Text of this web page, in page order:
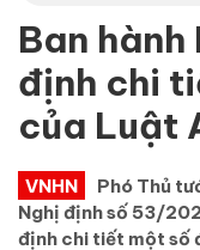
Ban
định chi
của Luật
VNHN
Phó Thủ
Nghị định số 53/
định chi tiết một số